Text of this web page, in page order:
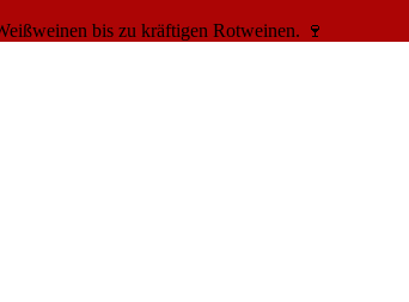
bis zu kräftigen Rotweinen. 🍷